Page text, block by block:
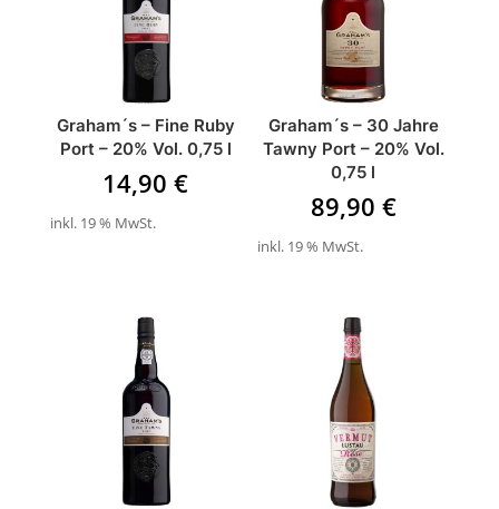
Graham´s – Fine Ruby
Port – 20% Vol. 0,75 l
14,90€
inkl. 19 % MwSt.
Graham´s – 30 Jahre
Tawny Port – 20% Vol.
0,75 l
89,90 €
inkl. 19 % MwSt.